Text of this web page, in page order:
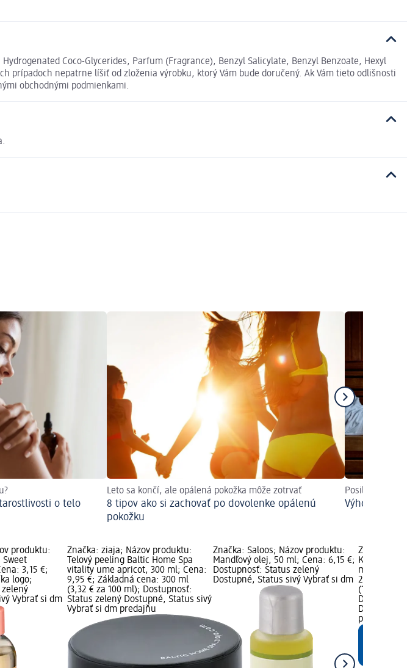
Coco-Glycerides, Parfum (Fragrance), Benzyl Salicylate, Benzyl Benzoate, Hexyl
prípadoch nepatrne líšiť od zloženia výrobku, ktorý Vám bude doručený. Ak Vám tieto odlišnosti
obchodnými podmienkami.
o telo
Leto sa končí, ale opálená pokožka môže zotrvať
8 tipov ako si zachovať po dovolenke opálenú
pokožku
Posilnite
Výhody
produktu:
Sweet
3,15 €;
logo;
Vybrať si dm
Značka: ziaja; Názov produktu:
Telový peeling Baltic Home Spa
vitality ume apricot, 300 ml; Cena:
9,95 €; Základná cena: 300 ml
(3,32 € za 100 ml); Dostupnosť:
Status zelený Dostupné, Status sivý
Vybrať si dm predajňu
Značka: Saloos; Názov produktu:
Mandľový olej, 50 ml; Cena: 6,15 €;
Dostupnosť: Status zelený
Dostupné, Status sivý Vybrať si dm
Značka:
Krémovo-
2,15 €;
(1,08 € za
Dostupné,
predajňu